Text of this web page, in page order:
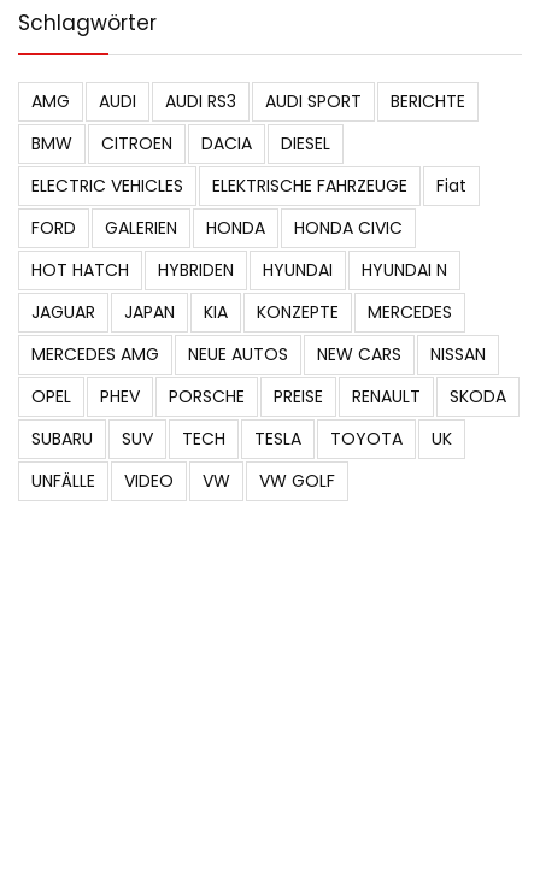
Schlagwörter
AMG AUDI AUDI RS3 AUDI SPORT
BERICHTE
BMW
CITROEN DACIA
DIESEL
ELECTRIC VEHICLES
ELEKTRISCHE FAHRZEUGE
Fiat
FORD
GALERIEN HONDA
HONDA CIVIC
HOT HATCH
HYBRIDEN HYUNDAI
HYUNDAI N
JAGUAR
JAPAN KIA KONZEPTE
MERCEDES
MERCEDES AMG
NEUE AUTOS NEW CARS
NISSAN
OPEL
PHEV PORSCHE PREISE RENAULT
SKODA
SUBARU
SUV TECH TESLA TOYOTA
UK
UNFÄLLE
VIDEO VW VW GOLF